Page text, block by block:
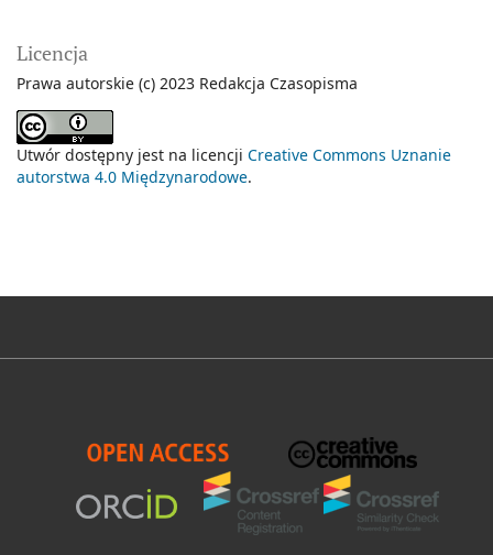
Licencja
Prawa autorskie (c) 2023 Redakcja Czasopisma
Utwór dostępny jest na licencji Creative Commons Uznanie
autorstwa 4.0 Międzynarodowe.